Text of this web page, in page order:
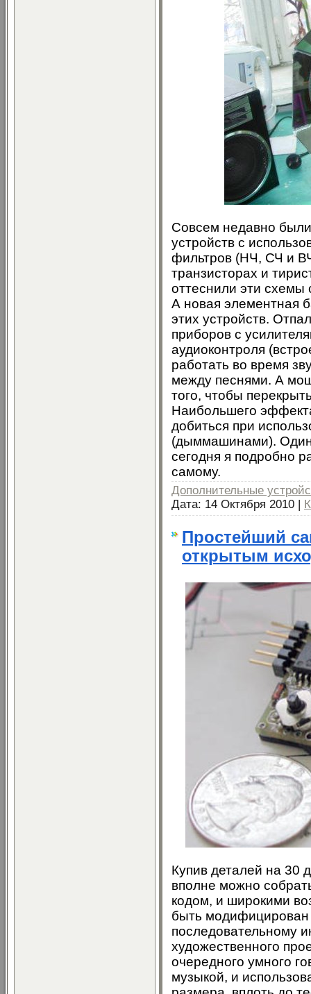
Совсем недавно
устройств с
фильтров (НЧ, СЧ и
транзисторах и
оттеснили эти
А новая элементная
этих устройств.
приборов с
аудиоконтроля
работать во время
между песнями. А
того, чтобы
Наибольшего
добиться при
(дыммашинами). Один
сегодня я подробно
самому.
Дополнительные
Дата: 14 Октября 2010 |
Простейший
открытым
Купив деталей на 30
вполне можно
кодом, и широкими
быть модифицирован
последовательному
художественного
очередного умного
музыкой, и